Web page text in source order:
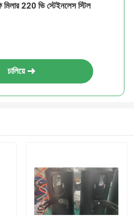
মিলার 220 ভি স্টেইনলেস স্টিল
চালিয়ে